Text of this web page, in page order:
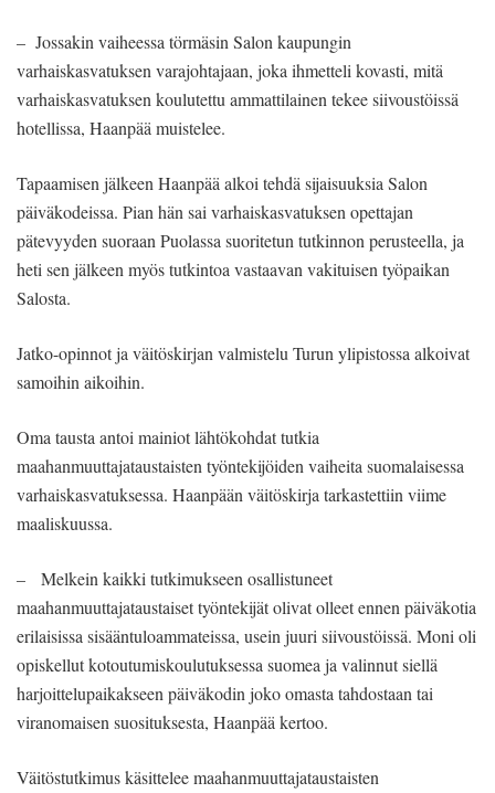
– Jossakin vaiheessa törmäsin Salon kaupungin
varhaiskasvatuksen varajohtajaan, joka ihmetteli kovasti, mitä
varhaiskasvatuksen koulutettu ammattilainen tekee siivoustöissä
hotellissa, Haanpää muistelee.
Tapaamisen jälkeen Haanpää alkoi tehdä sijaisuuksia Salon
päiväkodeissa. Pian hän sai varhaiskasvatuksen opettajan
pätevyyden suoraan Puolassa suoritetun tutkinnon perusteella, ja
heti sen jälkeen myös tutkintoa vastaavan vakituisen työpaikan
Salosta.
Jatko-opinnot ja väitöskirjan valmistelu Turun ylipistossa alkoivat
samoihin aikoihin.
Oma tausta antoi mainiot lähtökohdat tutkia
maahanmuuttajataustaisten työntekijöiden vaiheita suomalaisessa
varhaiskasvatuksessa. Haanpään väitöskirja tarkastettiin viime
maaliskuussa.
– Melkein kaikki tutkimukseen osallistuneet
maahanmuuttajataustaiset työntekijät olivat olleet ennen päiväkotia
erilaisissa sisääntuloammateissa, usein juuri siivoustöissä. Moni oli
opiskellut kotoutumiskoulutuksessa suomea ja valinnut siellä
harjoittelupaikakseen päiväkodin joko omasta tahdostaan tai
viranomaisen suosituksesta, Haanpää kertoo.
Väitöstutkimus käsittelee maahanmuuttajataustaisten